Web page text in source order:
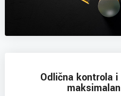
Odlična kontrola